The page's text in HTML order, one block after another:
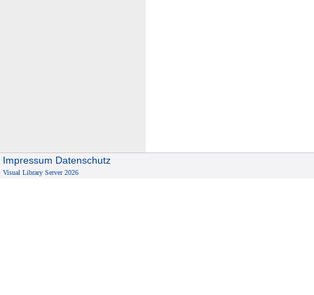
Impressum Datenschutz
Visual Library Server 2026